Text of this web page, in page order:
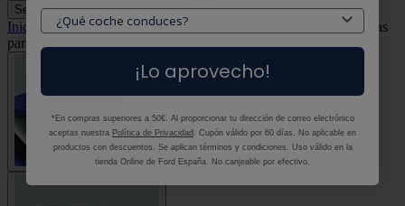
Selecciona tu vehículo Selecciona tu vehículo
Inicio Vinilos de carrocería•
Original Ford Focus Kit de bandas
para techo GT en color azul Performance.
¡Lo aprovecho!
*En compras superiores a 50€. Al proporcionar tu dirección de correo electrónico
aceptas nuestra Política de Privacidad . Cupón válido por 60 días. No aplicable en
productos con descuentos. Se aplican términos y condiciones. Uso válido en la
tienda Online de Ford España. No canjeable por efectivo.